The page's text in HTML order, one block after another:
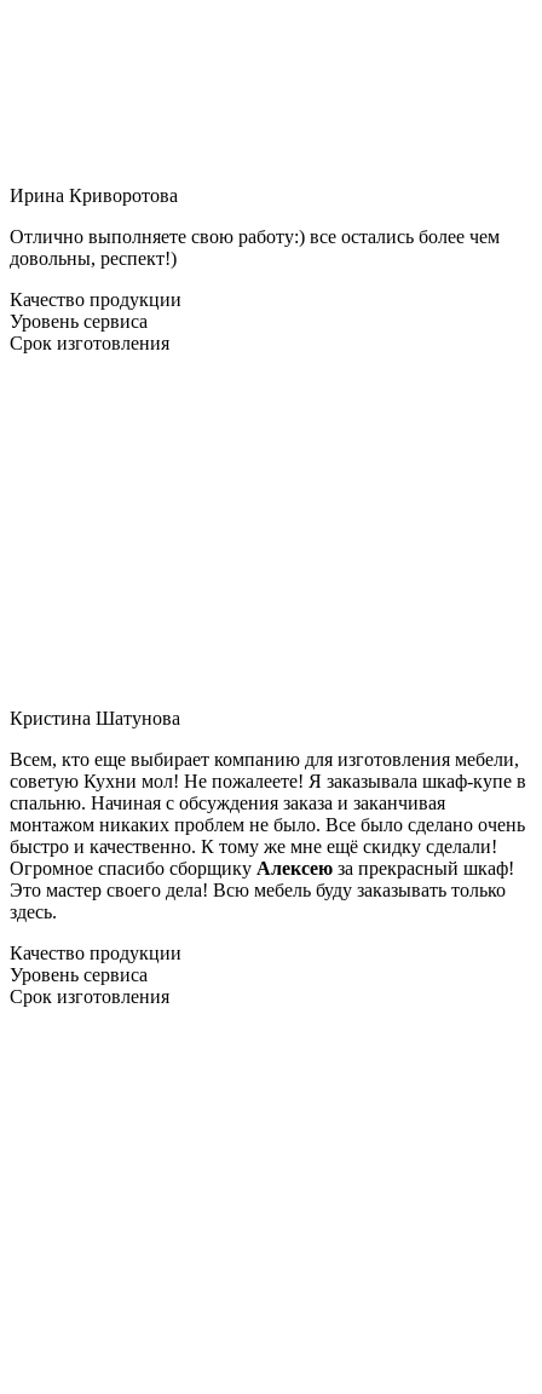
Ирина Криворотова
Отлично выполняете свою работу:) все остались более чем
довольны, респект!)
Качество продукции
Уровень сервиса
Срок изготовления
Кристина Шатунова
Всем, кто еще выбирает компанию для изготовления мебели,
советую Кухни мол! Не пожалеете! Я заказывала шкаф-купе в
спальню. Начиная с обсуждения заказа и заканчивая
монтажом никаких проблем не было. Все было сделано очень
быстро и качественно. К тому же мне ещё скидку сделали!
Огромное спасибо сборщику Алексею за прекрасный шкаф!
Это мастер своего дела! Всю мебель буду заказывать только
здесь.
Качество продукции
Уровень сервиса
Срок изготовления